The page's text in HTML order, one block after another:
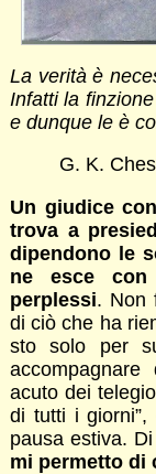
La verità è
Infatti la
e dunque le è
G. K.
Un giudice
trova a
dipendono le
ne esce con
perplessi. Non
di ciò che ha
sto solo per
acuto dei
di tutti i
pausa estiva.
mi permetto di